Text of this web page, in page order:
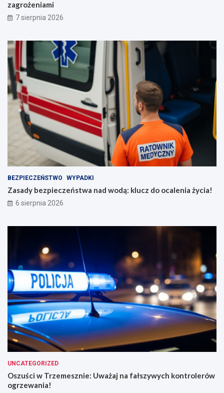
zagrożeniami
7 sierpnia 2026
BEZPIECZEŃSTWO WYPADKI
Zasady bezpieczeństwa nad wodą: klucz do ocalenia życia!
6 sierpnia 2026
UNCATEGORIZED
Oszuści w Trzemesznie: Uważaj na fałszywych kontrolerów
ogrzewania!